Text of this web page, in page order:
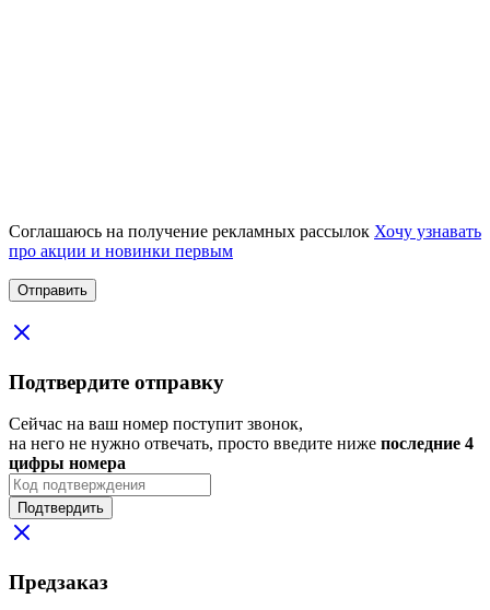
Соглашаюсь на получение рекламных рассылок Хочу узнавать
про акции и новинки первым
Подтвердите отправку
Сейчас на ваш номер поступит звонок,
на него не нужно отвечать, просто введите ниже последние 4
цифры номера
Подтвердить
Предзаказ